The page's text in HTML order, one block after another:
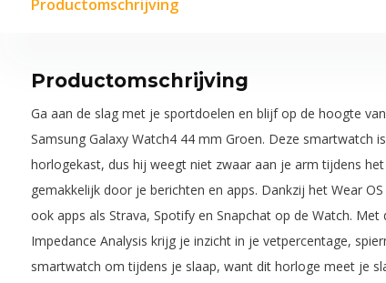
Productomschrijving
Productomschrijving
Ga aan de slag met je sportdoelen en blijf op de hoogte
Samsung Galaxy Watch4 44 mm Groen. Deze smartwatch
horlogekast, dus hij weegt niet zwaar aan je arm tijdens
gemakkelijk door je berichten en apps. Dankzij het Wear
ook apps als Strava, Spotify en Snapchat op de Watch.
Impedance Analysis krijg je inzicht in je vetpercentage,
smartwatch om tijdens je slaap, want dit horloge meet je